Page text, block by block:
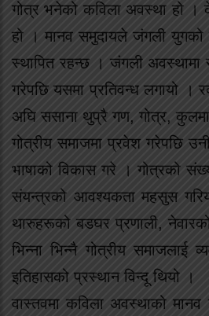
गोत्र भनेको कविला अवस्था हो ।
हो । मानव समुदायले जंगली युगको
स्थापित रहन्छ । जंगली अवस्थामा
गरेपछि यसमा प्रतिवन्ध लगायो ।
अघि ससाना थुप्रै गण, गोत्र,
गोत्रीय समाजमा प्रवेश गरेपछि
भाषाको विकास गरे । गोत्रको
संयन्त्रको आवश्यकता महसुस
थारुहरूको बडघर प्रणाली,
भिन्ना भिन्नै गोत्रीय समाजलाई
इतिहासको प्रस्थान विन्दू थियो ।
वास्तवमा कविला अवस्थाको